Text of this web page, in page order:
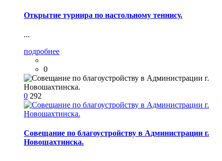
Открытие турнира по настольному теннису.
...
подробнее
0
0 292
Совещание по благоустройству в Администрации г.
Новошахтинска.